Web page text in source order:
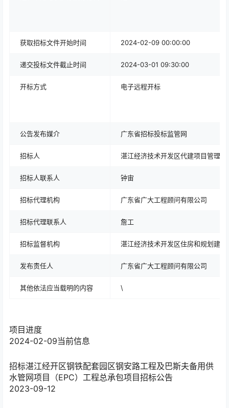
获取招标文件开始时间 2024-02-09 00:00:00
递交投标文件截止时间 2024-03-01 09:30:00
开标方式 电子远程开标
公告发布媒介 广东省招标投标监管网
招标人 湛江经济技术开发区代建项目管理局
招标人联系人 钟宙
招标代理机构 广东省广大工程顾问有限公司
招标代理联系人 詹工
招标监督机构 湛江经济技术开发区住房和规划建设
发布责任人 广东省广大工程顾问有限公司
其他依法应当载明的内容 \
项目进度
2024-02-09当前信息
招标湛江经开区钢铁配套园区钢安路工程及巴斯夫备用供
水管网项目（EPC）工程总承包项目招标公告
2023-09-12